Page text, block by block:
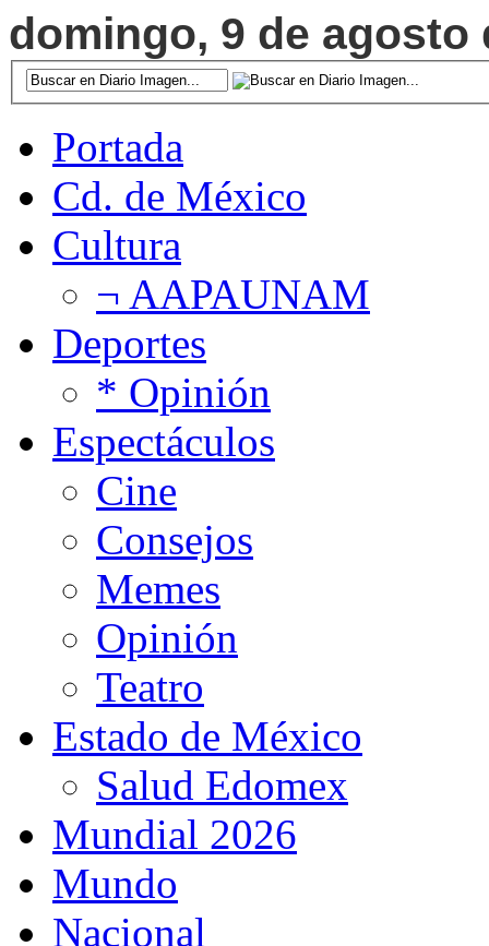
domingo, 9 de agosto
Portada
Cd. de México
Cultura
¬ AAPAUNAM
Deportes
* Opinión
Espectáculos
Cine
Consejos
Memes
Opinión
Teatro
Estado de México
Salud Edomex
Mundial 2026
Mundo
Nacional